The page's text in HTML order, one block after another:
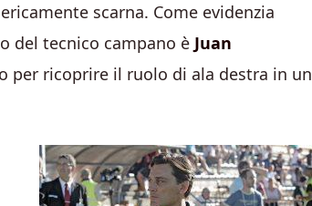
scarna. Come evidenzia
del tecnico campano è Juan
per ricoprire il ruolo di ala destra in un